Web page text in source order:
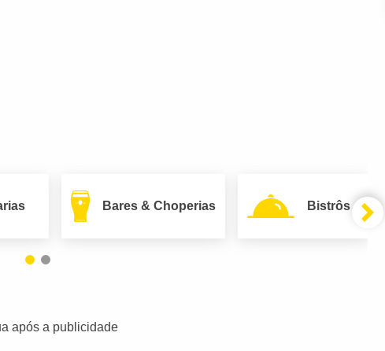
Bares & Choperias Bistrôs
após a publicidade